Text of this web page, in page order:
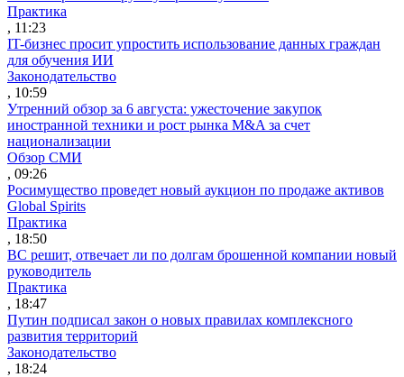
Практика
, 11:23
IT-бизнес просит упростить использование данных граждан
для обучения ИИ
Законодательство
, 10:59
Утренний обзор за 6 августа: ужесточение закупок
иностранной техники и рост рынка M&A за счет
национализации
Обзор СМИ
, 09:26
Росимущество проведет новый аукцион по продаже активов
Global Spirits
Практика
, 18:50
ВС решит, отвечает ли по долгам брошенной компании новый
руководитель
Практика
, 18:47
Путин подписал закон о новых правилах комплексного
развития территорий
Законодательство
, 18:24